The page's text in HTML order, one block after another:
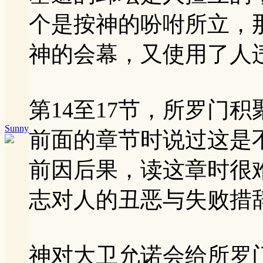
Sunny
个是按神的吩咐所立，
神的会幕，又使用了人
第14至17节，所罗门
前面的章节时说过这是
前因后果，读这章时很
志对人的丑恶与失败措
神对大卫允诺会给所罗